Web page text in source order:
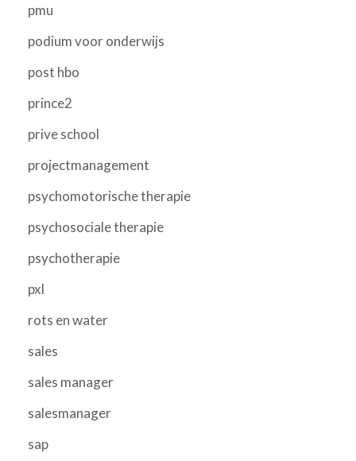
pmu
podium voor onderwijs
post hbo
prince2
prive school
projectmanagement
psychomotorische therapie
psychosociale therapie
psychotherapie
pxl
rots en water
sales
sales manager
salesmanager
sap